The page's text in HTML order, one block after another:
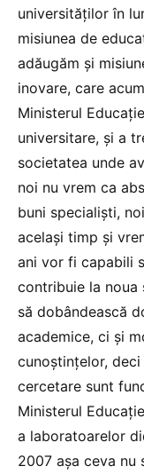
universităților în
misiunea de
adăugăm și
inovare, care
Ministerul
universitare, și a
societatea unde
noi nu vrem ca
buni specialiști,
același timp și
ani vor fi capabili
contribuie la noua
să dobândească
academice, ci și
cunoștințelor,
cercetare sunt
Ministerul
a laboratoarelor
2007 așa ceva nu